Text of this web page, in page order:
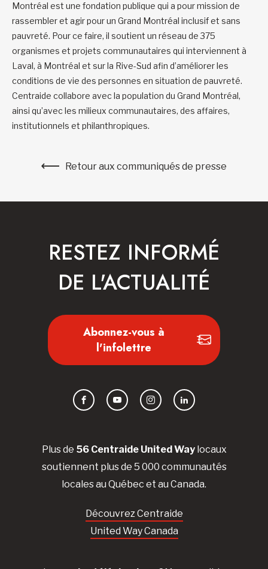
Montréal est une fondation publique qui a pour mission de
rassembler et agir pour un Grand Montréal inclusif et sans
pauvreté. Pour ce faire, il soutient un réseau de 375
organismes et projets communautaires qui interviennent à
Laval, à Montréal et sur la Rive-Sud afin d’améliorer les
conditions de vie des personnes en situation de pauvreté.
Centraide collabore avec la population du Grand Montréal,
ainsi qu’avec les milieux communautaires, des affaires,
institutionnels et philanthropiques.
Retour aux communiqués de presse
Plus de 56 Centraide United Waylocaux
soutiennent plus de 5 000 communautés
locales au Québec et au Canada.
Découvrez Centraide
United Way Canada
RESTEZ INFORMÉ
DE L'ACTUALITÉ
Abonnez-vous à
l'infolettre
FacebookYouTubeInstagramLinkedIn